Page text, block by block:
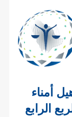
أمناء
الرابع